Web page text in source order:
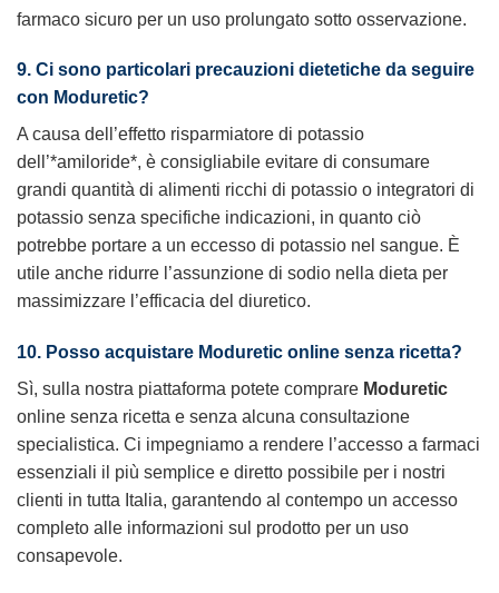
farmaco sicuro per un uso prolungato sotto osservazione.
9. Ci sono particolari precauzioni dietetiche da seguire
con Moduretic?
A causa dell’effetto risparmiatore di potassio
dell’*amiloride*, è consigliabile evitare di consumare
grandi quantità di alimenti ricchi di potassio o integratori di
potassio senza specifiche indicazioni, in quanto ciò
potrebbe portare a un eccesso di potassio nel sangue. È
utile anche ridurre l’assunzione di sodio nella dieta per
massimizzare l’efficacia del diuretico.
10. Posso acquistare Moduretic online senza ricetta?
Sì, sulla nostra piattaforma potete comprare Moduretic
online senza ricetta e senza alcuna consultazione
specialistica. Ci impegniamo a rendere l’accesso a farmaci
essenziali il più semplice e diretto possibile per i nostri
clienti in tutta Italia, garantendo al contempo un accesso
completo alle informazioni sul prodotto per un uso
consapevole.